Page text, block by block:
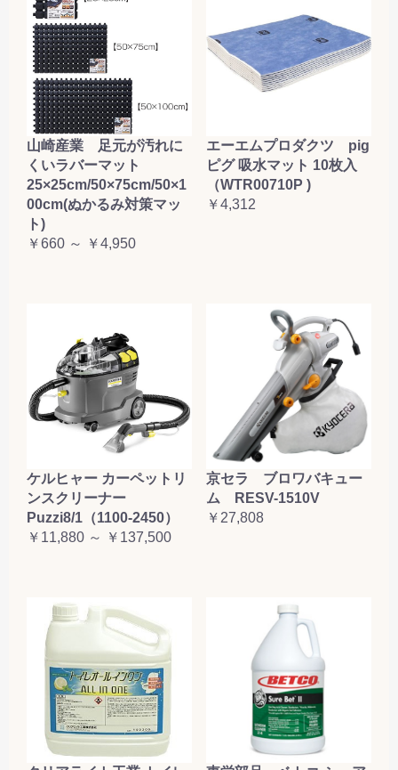
山崎産業 足元が汚れに
くいラバーマット
25×25cm/50×75cm/50×1
00cm(ぬかるみ対策マッ
ト)
￥660 ～ ￥4,950
エーエムプロダクツ pig
ピグ 吸水マット 10枚入
（WTR00710P )
￥4,312
ケルヒャー カーペットリ
ンスクリーナー
Puzzi8/1（1100-2450）
￥11,880 ～ ￥137,500
京セラ ブロワバキュー
ム RESV-1510V
￥27,808